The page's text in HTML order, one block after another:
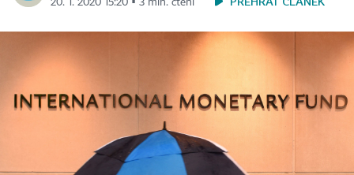
20. 1. 2020 15:20 ▪ 3 min. čtení